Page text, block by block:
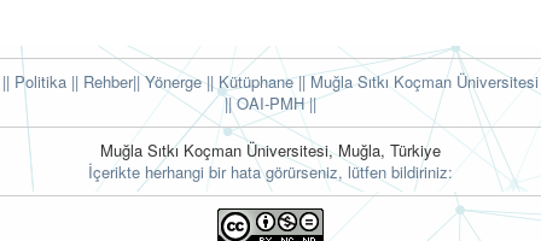
|| Politika || Rehber|| Yönerge|| Kütüphane|| Muğla Sıtkı Koçman Üniversitesi
||OAI-PMH ||
Muğla Sıtkı Koçman Üniversitesi, Muğla, Türkiye
İçerikte herhangi bir hata görürseniz, lütfen bildiriniz: